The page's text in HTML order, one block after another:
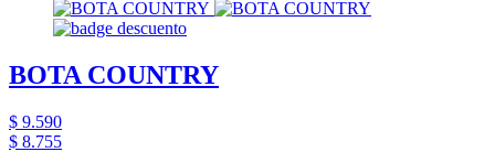
BOTA COUNTRY
$ 9.590
$ 8.755